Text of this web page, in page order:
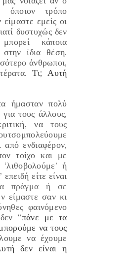
όποιον τρόπο
εμείς οι
δυστυχώς δεν
κάποια
ίδια θέση.
άνθρωποι,
Τι; Αυτή
ήμασταν πολύ
τους άλλους,
να τους
από ενδιαφέρον,
τοίχο και με
λιθοβολούμε’ ή
’ επειδή είτε είναι
πράγμα ή σε
είμαστε σαν κι
φαινόμενο
“πάνε με τα
να τους
να έχουμε
δεν είναι η